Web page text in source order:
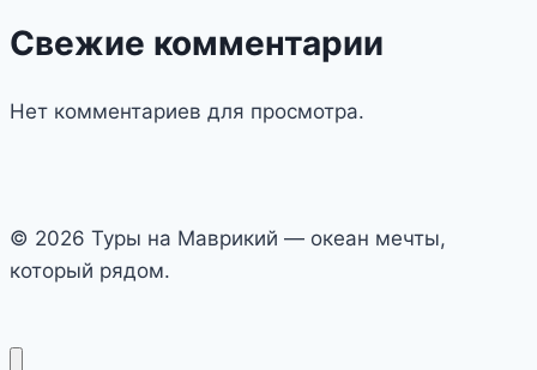
Свежие комментарии
Нет комментариев для просмотра.
© 2026 Туры на Маврикий — океан мечты,
который рядом.